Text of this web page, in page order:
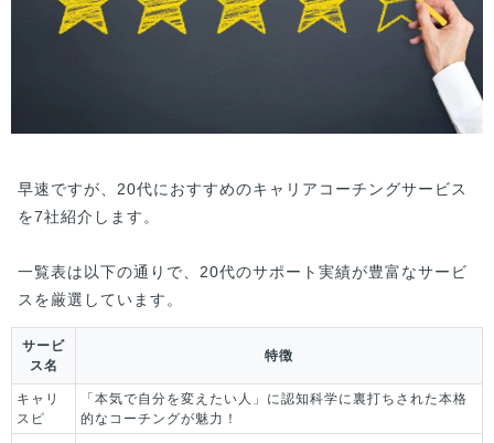
早速ですが、20代におすすめのキャリアコーチングサービス
を7社紹介します。
一覧表は以下の通りで、20代のサポート実績が豊富なサービ
スを厳選しています。
サービ
ス名
特徴
キャリ
スピ
「本気で自分を変えたい人」に認知科学に裏打ちされた本格
的なコーチングが魅力！